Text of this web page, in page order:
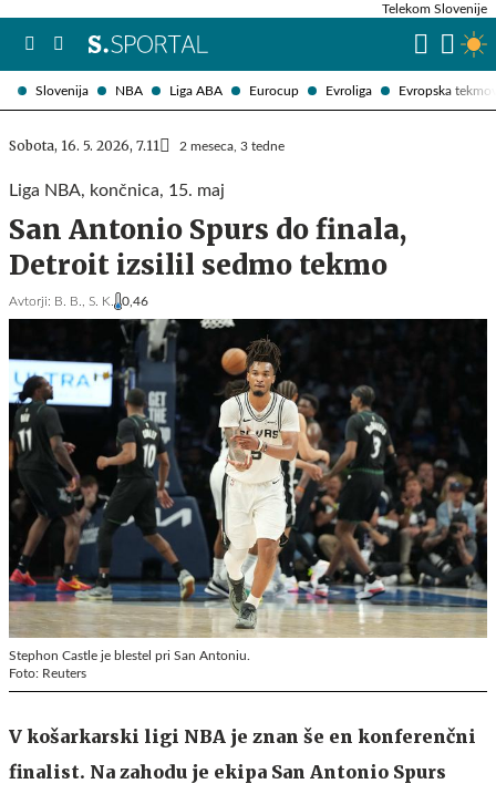
Slovenija NBA Liga ABA Eurocup Evroliga Evropska
Telekom Slovenije
Sobota, 16. 5. 2026, 7.11 2 meseca, 3 tedne
Liga NBA, končnica, 15. maj
San Antonio Spurs do finala,
Detroit izsilil sedmo tekmo
Avtorji: B. B., S. K. 0,46
Stephon Castle je blestel pri San Antoniu.
Foto: Reuters
V košarkarski ligi NBA je znan še en konferenčni
finalist. Na zahodu je ekipa San Antonio Spurs